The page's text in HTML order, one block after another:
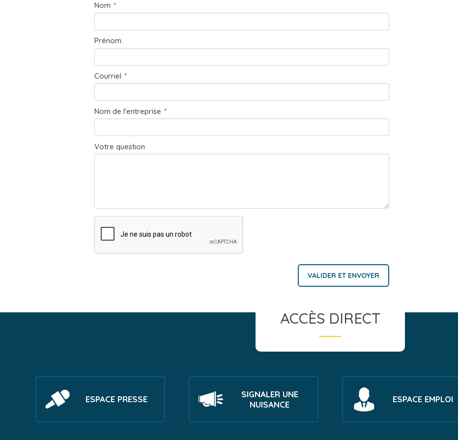
Nom *
Prénom
Courriel *
Nom de l'entreprise *
Votre question
ACCÈS DIRECT
ESPACE PRESSE
SIGNALER UNE
NUISANCE
ESPACE EMPLOI